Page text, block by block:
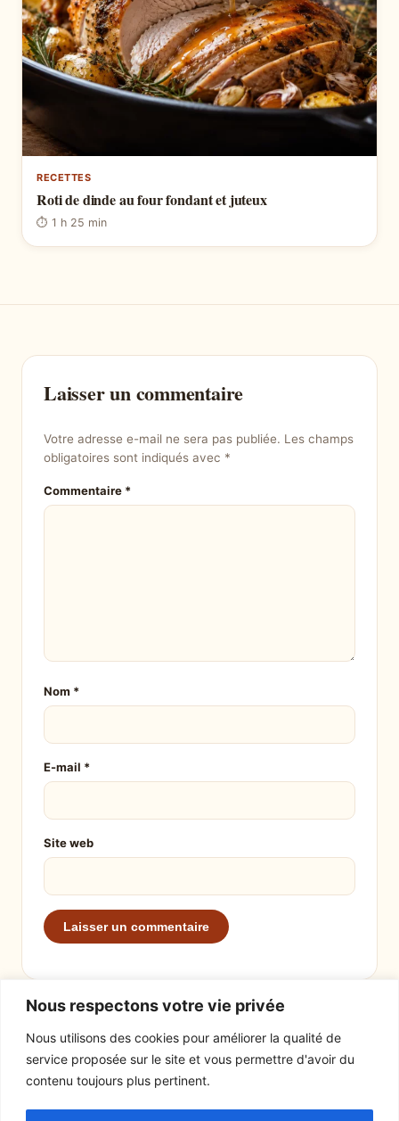
Nous respectons votre vie privée
Nous utilisons des cookies pour améliorer la qualité de
service proposée sur le site et vous permettre d'avoir du
contenu toujours plus pertinent.
RECETTES
Roti de dinde au four fondant et juteux
⏱ 1 h 25 min
Laisser un commentaire
Votre adresse e-mail ne sera pas publiée. Les champs
obligatoires sont indiqués avec *
Commentaire *
Nom *
E-mail *
Site web